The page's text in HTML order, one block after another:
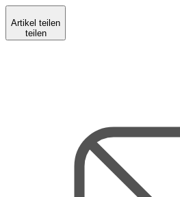
Artikel teilen
teilen